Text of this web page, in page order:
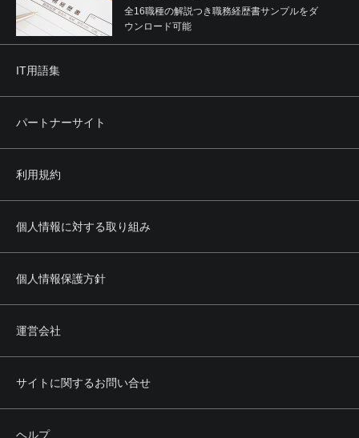
全16職種の解説つき職務経歴書サンプルをダ
ウンロード可能
IT用語集
パートナーサイト
利用規約
個人情報に対する取り組み
個人情報保護方針
運営会社
サイトに関するお問い合せ
ヘルプ